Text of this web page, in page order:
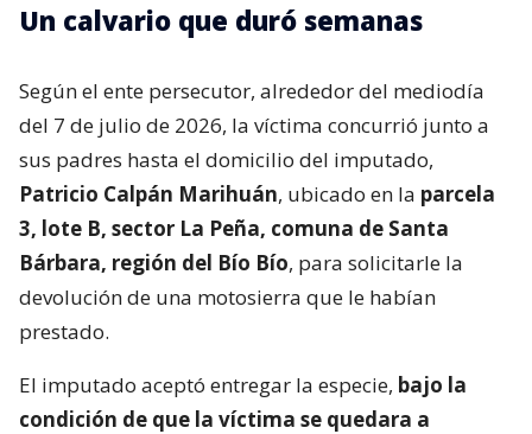
Un calvario que duró semanas
Según el ente persecutor, alrededor del mediodía
del 7 de julio de 2026, la víctima concurrió junto a
sus padres hasta el domicilio del imputado,
Patricio Calpán Marihuán, ubicado en la parcela
3, lote B, sector La Peña, comuna de Santa
Bárbara, región del Bío Bío, para solicitarle la
devolución de una motosierra que le habían
prestado.
El imputado aceptó entregar la especie, bajo la
condición de que la víctima se quedara a